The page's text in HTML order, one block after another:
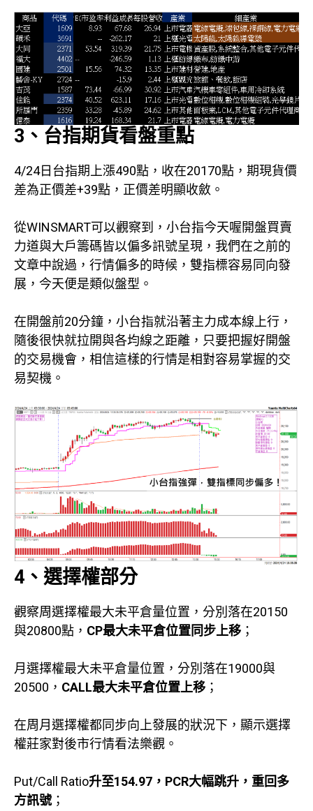
3、台指期貨看盤重點
4/24日台指期上漲490點，收在20170點，期現貨價
差為正價差+39點，正價差明顯收斂。
從WINSMART可以觀察到，小台指今天喔開盤買賣
力道與大戶籌碼皆以偏多訊號呈現，我們在之前的
文章中說過，行情偏多的時候，雙指標容易同向發
展，今天便是類似盤型。
在開盤前20分鐘，小台指就沿著主力成本線上行，
隨後很快就拉開與各均線之距離，只要把握好開盤
的交易機會，相信這樣的行情是相對容易掌握的交
易契機。
4、選擇權部分
觀察周選擇權最大未平倉量位置，分別落在20150
與20800點， CP最大未平倉位置同步上移 ；
月選擇權最大未平倉量位置，分別落在19000與
20500， CALL最大未平倉位置上移 ；
在周月選擇權都同步向上發展的狀況下，顯示選擇
權莊家對後市行情看法樂觀。
Put/Call Ratio升至154.97 ，PCR大幅跳升，重回多
方訊號；